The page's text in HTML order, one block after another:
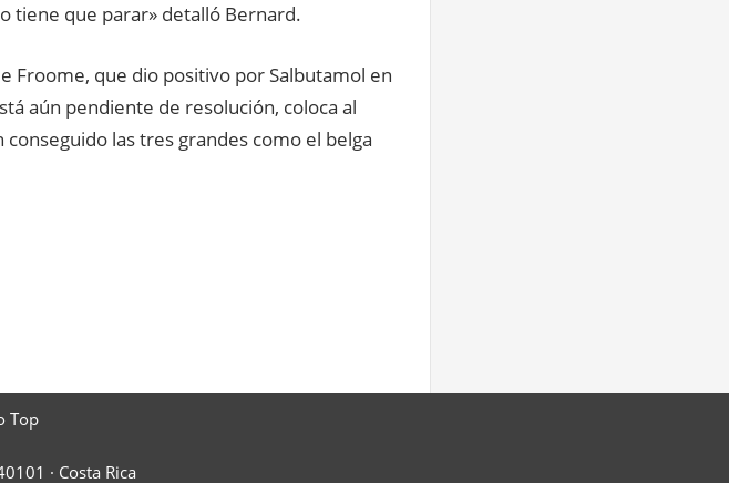
tiene que parar» detalló Bernard.
Froome, que dio positivo por Salbutamol en
aún pendiente de resolución, coloca al
las tres grandes como el belga
Top
· Costa Rica